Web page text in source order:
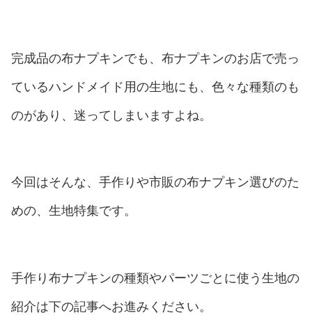
完成品の布ナプキンでも、布ナプキンのお店で売っ
ているハンドメイド用の生地にも、色々な種類のも
のがあり、迷ってしまいますよね。
今回はそんな、手作りや市販の布ナプキン選びのた
めの、生地特集です。
手作り布ナプキンの種類やパーツごとに使う生地の
紹介は下の記事へお進みください。